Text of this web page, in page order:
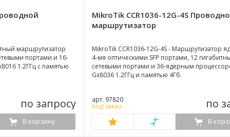
маршрутизатор
портами и 16-
1.2ГГц с памятью
по запросу
В корзину
MikroTik CCR1036-12G-4S
маршрутизатор
MikroTik CCR1036-12G-4S - Маршрутизатор
4-мя оптическими SFP портами, 12
сетевыми портами и 36-ядерным
Gx8036 1.2ГГц и памятью 4Гб.
арт. 97820
под заказ по
В